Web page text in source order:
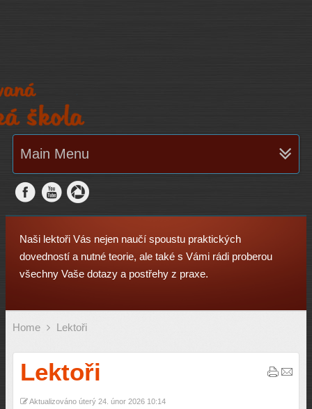
Main Menu
Naši lektoři Vás nejen naučí spoustu praktických
dovedností a nutné teorie, ale také s Vámi rádi proberou
všechny Vaše dotazy a postřehy z praxe.
Home Lektoři
Lektoři
Aktualizováno úterý 24. únor 2026 10:14